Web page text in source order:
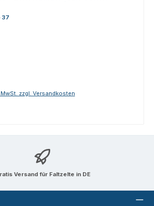
37
zzgl. Versandkosten
Versand für Faltzelte in DE